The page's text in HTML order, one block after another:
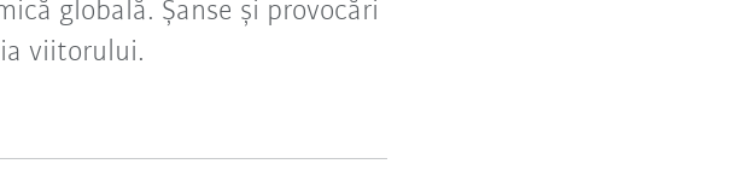
globală. Șanse și provocări
viitorului.